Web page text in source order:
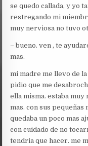
se quedo callada, y yo
restregando mi
muy nerviosa no tuvo
– bueno. ven , te
mas.
mi madre me llevo de la
pidio que me
ella misma. estaba
mas. con sus pequeñas
quedaba un poco mas
con cuidado de no
tendria que hacer. me